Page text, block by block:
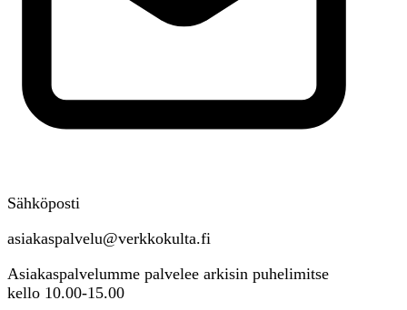
Sähköposti
asiakaspalvelu@verkkokulta.fi
Asiakaspalvelumme palvelee arkisin puhelimitse
kello 10.00-15.00